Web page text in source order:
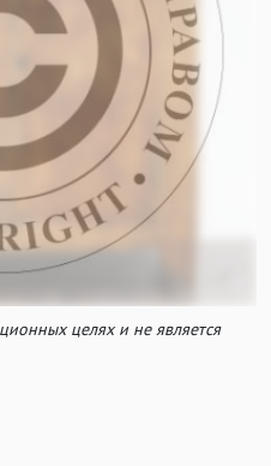
целях и не является